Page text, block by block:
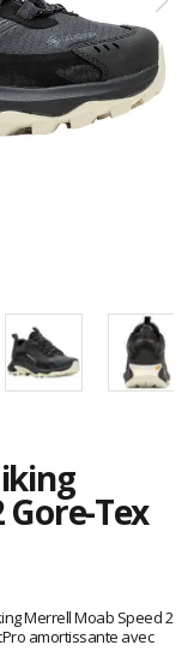
Tex
Merrell Moab Speed 2
amortissante avec